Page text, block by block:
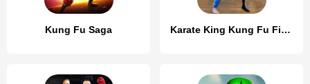
Kung Fu Saga Karate King Kung Fu Fight Game